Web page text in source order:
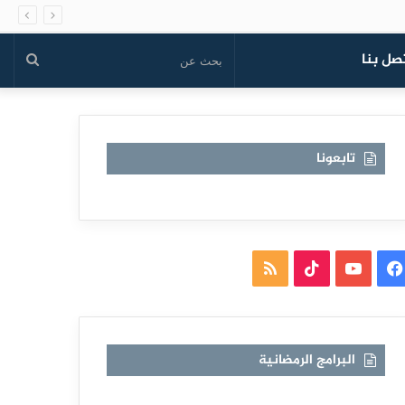
بنا بحث
تابعونا
فيسبوكيوتيوب TikTokملخص
البرامج الرمضانية